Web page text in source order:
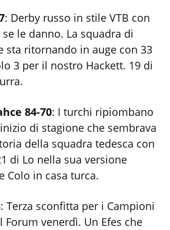
: Derby russo in stile VTB con
le danno. La squadra di
sta ritornando in auge con 33
3 per il nostro Hackett. 19 di
84-70: I turchi ripiombano
di stagione che sembrava
della squadra tedesca con
di Lo nella sua versione
Colo in casa turca.
: Terza sconfitta per i Campioni
Forum venerdì. Un Efes che